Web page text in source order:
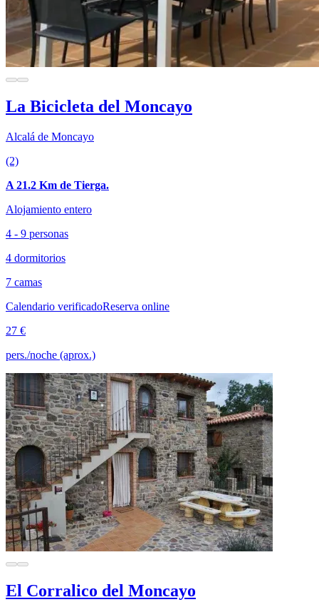
La Bicicleta del Moncayo
Alcalá de Moncayo
(2)
A 21.2 Km de Tierga.
Alojamiento entero
4 - 9 personas
4 dormitorios
7 camas
Calendario verificadoReserva online
27 €
pers./noche (aprox.)
El Corralico del Moncayo